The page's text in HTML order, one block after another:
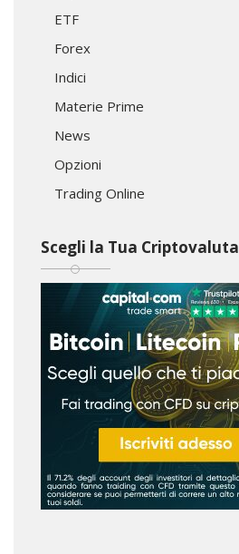
ETF
Forex
Indici
Materie Prime
News
Opzioni
Trading Online
Scegli la Tua Criptovaluta